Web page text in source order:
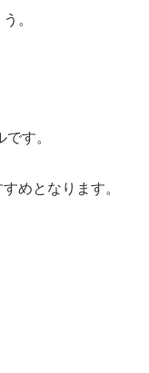
。
す。
めとなります。